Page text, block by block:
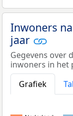
Inwoners
jaar
Gegevens over
inwoners in het
Grafiek